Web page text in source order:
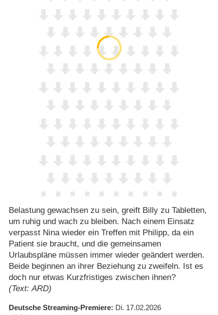
Belastung gewachsen zu sein, greift Billy zu Tabletten,
um ruhig und wach zu bleiben. Nach einem Einsatz
verpasst Nina wieder ein Treffen mit Philipp, da ein
Patient sie braucht, und die gemeinsamen
Urlaubspläne müssen immer wieder geändert werden.
Beide beginnen an ihrer Beziehung zu zweifeln. Ist es
doch nur etwas Kurzfristiges zwischen ihnen?
(Text: ARD)
Deutsche Streaming-Premiere Di. 17.02.2026